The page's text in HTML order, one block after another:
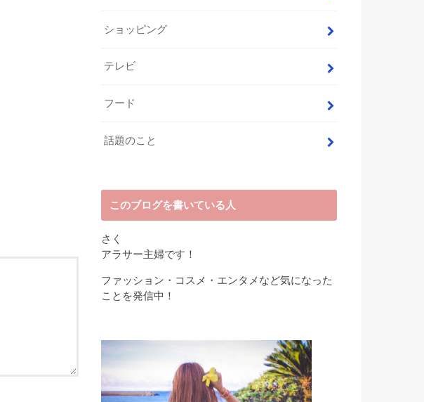
ショッピング
テレビ
フード
話題のこと
このブログを書いている人
さく
アラサー主婦です！
ファッション・コスメ・エンタメなど気になった
ことを発信中！